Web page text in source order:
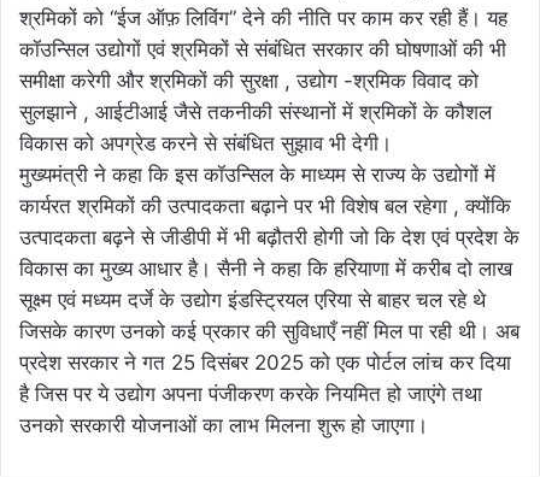
श्रमिकों को “ईज ऑफ़ लिविंग” देने की नीति पर काम कर रही हैं। यह
कॉउन्सिल उद्योगों एवं श्रमिकों से संबंधित सरकार की घोषणाओं की भी
समीक्षा करेगी और श्रमिकों की सुरक्षा , उद्योग -श्रमिक विवाद को
सुलझाने , आईटीआई जैसे तकनीकी संस्थानों में श्रमिकों के कौशल
विकास को अपग्रेड करने से संबंधित सुझाव भी देगी।
मुख्यमंत्री ने कहा कि इस कॉउन्सिल के माध्यम से राज्य के उद्योगों में
कार्यरत श्रमिकों की उत्पादकता बढ़ाने पर भी विशेष बल रहेगा , क्योंकि
उत्पादकता बढ़ने से जीडीपी में भी बढ़ौतरी होगी जो कि देश एवं प्रदेश के
विकास का मुख्य आधार है। सैनी ने कहा कि हरियाणा में करीब दो लाख
सूक्ष्म एवं मध्यम दर्जे के उद्योग इंडस्ट्रियल एरिया से बाहर चल रहे थे
जिसके कारण उनको कई प्रकार की सुविधाएँ नहीं मिल पा रही थी। अब
प्रदेश सरकार ने गत 25 दिसंबर 2025 को एक पोर्टल लांच कर दिया
है जिस पर ये उद्योग अपना पंजीकरण करके नियमित हो जाएंगे तथा
उनको सरकारी योजनाओं का लाभ मिलना शुरू हो जाएगा।